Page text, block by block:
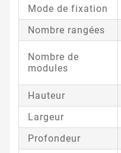
Mode de fixation
Nombre rangées
Nombre de
modules
Hauteur
Largeur
Profondeur